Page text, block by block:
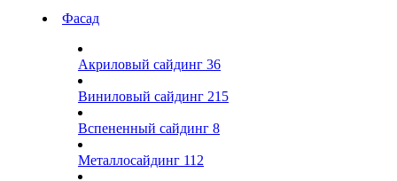
Фасад
Акриловый сайдинг 36
Виниловый сайдинг 215
Вспененный сайдинг 8
Металлосайдинг 112